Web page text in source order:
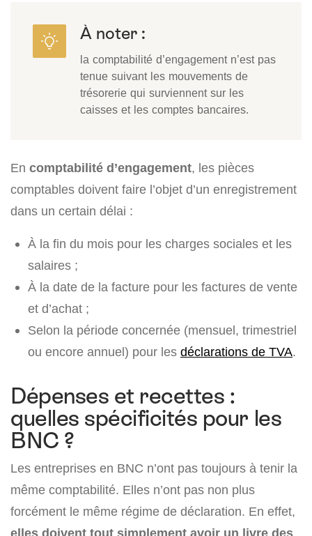
À noter :
la comptabilité d’engagement n’est pas
tenue suivant les mouvements de
trésorerie qui surviennent sur les
caisses et les comptes bancaires.
En comptabilité d’engagement, les pièces
comptables doivent faire l’objet d’un enregistrement
dans un certain délai :
À la fin du mois pour les charges sociales et les
salaires ;
À la date de la facture pour les factures de vente
et d’achat ;
Selon la période concernée (mensuel, trimestriel
ou encore annuel) pour les déclarations de TVA.
Dépenses et recettes :
quelles spécificités pour les
BNC ?
Les entreprises en BNC n’ont pas toujours à tenir la
même comptabilité. Elles n’ont pas non plus
forcément le même régime de déclaration. En effet,
elles doivent tout simplement avoir un livre des